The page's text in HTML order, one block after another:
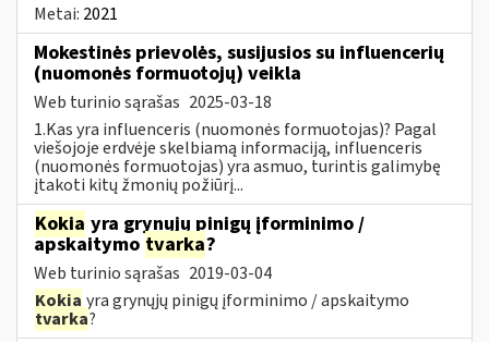
Metai: 2021
Mokestinės prievolės, susijusios su influencerių
(nuomonės formuotojų) veikla
Web turinio sąrašas 2025-03-18
1.Kas yra influenceris (nuomonės formuotojas)? Pagal
viešojoje erdvėje skelbiamą informaciją, influenceris
(nuomonės formuotojas) yra asmuo, turintis galimybę
įtakoti kitų žmonių požiūrį...
Kokia yra grynųjų pinigų įforminimo /
apskaitymo tvarka?
Web turinio sąrašas 2019-03-04
Kokia yra grynųjų pinigų įforminimo / apskaitymo
tvarka?